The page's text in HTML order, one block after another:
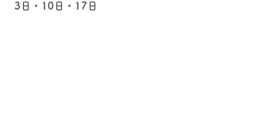
3日・10日・17日